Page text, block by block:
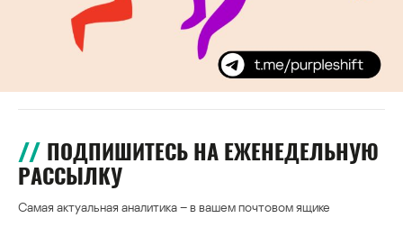
ПОДПИШИТЕСЬ НА ЕЖЕНЕДЕЛЬНУЮ
РАССЫЛКУ
Самая актуальная аналитика – в вашем почтовом ящике